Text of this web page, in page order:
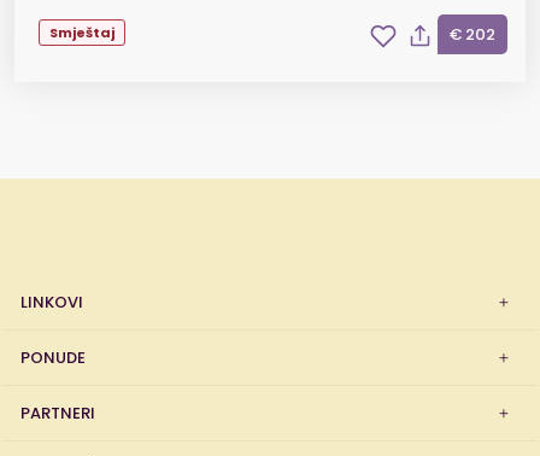
Smještaj € 202
LINKOVI
PONUDE
PARTNERI